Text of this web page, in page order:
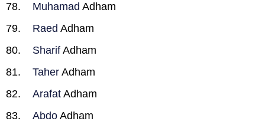
Muhamad Adham
Raed Adham
Sharif Adham
Taher Adham
Arafat Adham
Abdo Adham